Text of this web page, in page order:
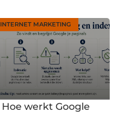
INTERNET MARKETING
Hoe werkt Google